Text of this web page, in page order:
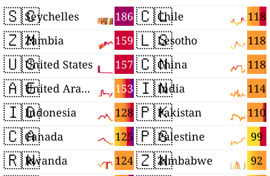
🇸🇨 186
Seychelles
🇿🇲 159
Zambia
🇺🇸 157
United States
🇦🇪 153
United Arab Emirates
🇮🇩 128
Indonesia
🇨🇦 125
Canada
🇷🇼 124
Rwanda
🇨🇱 118
Chile
🇱🇸 118
Lesotho
🇨🇳 118
China
🇮🇳 114
India
🇵🇰 110
Pakistan
🇵🇸 99
Palestine
🇿🇼 92
Zimbabwe